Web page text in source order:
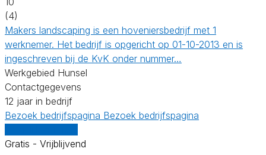
(4)
Makers landscaping is een hoveniersbedrijf met 1
werknemer. Het bedrijf is opgericht op 01-10-2013 en is
ingeschreven bij de KvK onder nummer…
Werkgebied Hunsel
Contactgegevens
12 jaar in bedrijf
Bezoek bedrijfspagina Bezoek bedrijfspagina
Gratis - Vrijblijvend